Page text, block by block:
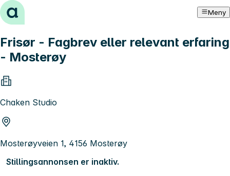
Hopp til innhold Meny
Frisør - Fagbrev eller relevant erfaring
- Mosterøy
Chaken Studio
Mosterøyveien 1, 4156 Mosterøy
Stillingsannonsen er inaktiv.